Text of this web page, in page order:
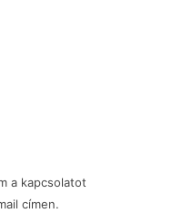
a kapcsolatot
címen.